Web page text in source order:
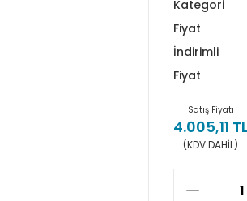
Kategori
Fiyat
İndirimli
Fiyat
Satış Fiyatı
4.005,11 TL
(KDV DAHİL)